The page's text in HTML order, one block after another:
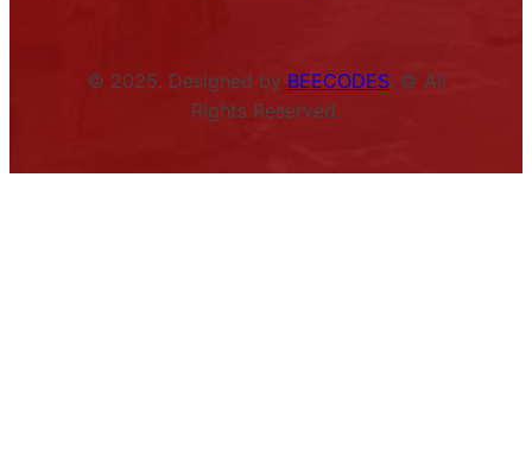
© 2025. Designed by BEECODES. © All
Rights Reserved.